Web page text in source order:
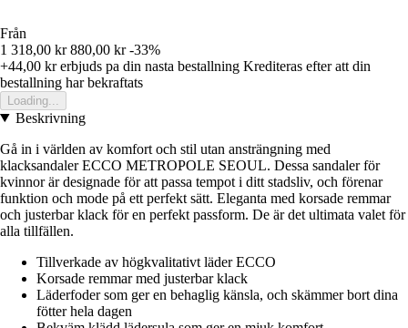
Från
1 318,00 kr 880,00 kr -33%
+44,00 krerbjuds pa din nasta bestallning Krediteras efter att din
bestallning har bekraftats
Loading...
Beskrivning
Gå in i världen av komfort och stil utan ansträngning med
klacksandaler ECCO METROPOLE SEOUL. Dessa sandaler för
kvinnor är designade för att passa tempot i ditt stadsliv, och förenar
funktion och mode på ett perfekt sätt. Eleganta med korsade remmar
och justerbar klack för en perfekt passform. De är det ultimata valet för
alla tillfällen.
Tillverkade av högkvalitativt läder ECCO
Korsade remmar med justerbar klack
Läderfoder som ger en behaglig känsla, och skämmer bort dina
fötter hela dagen